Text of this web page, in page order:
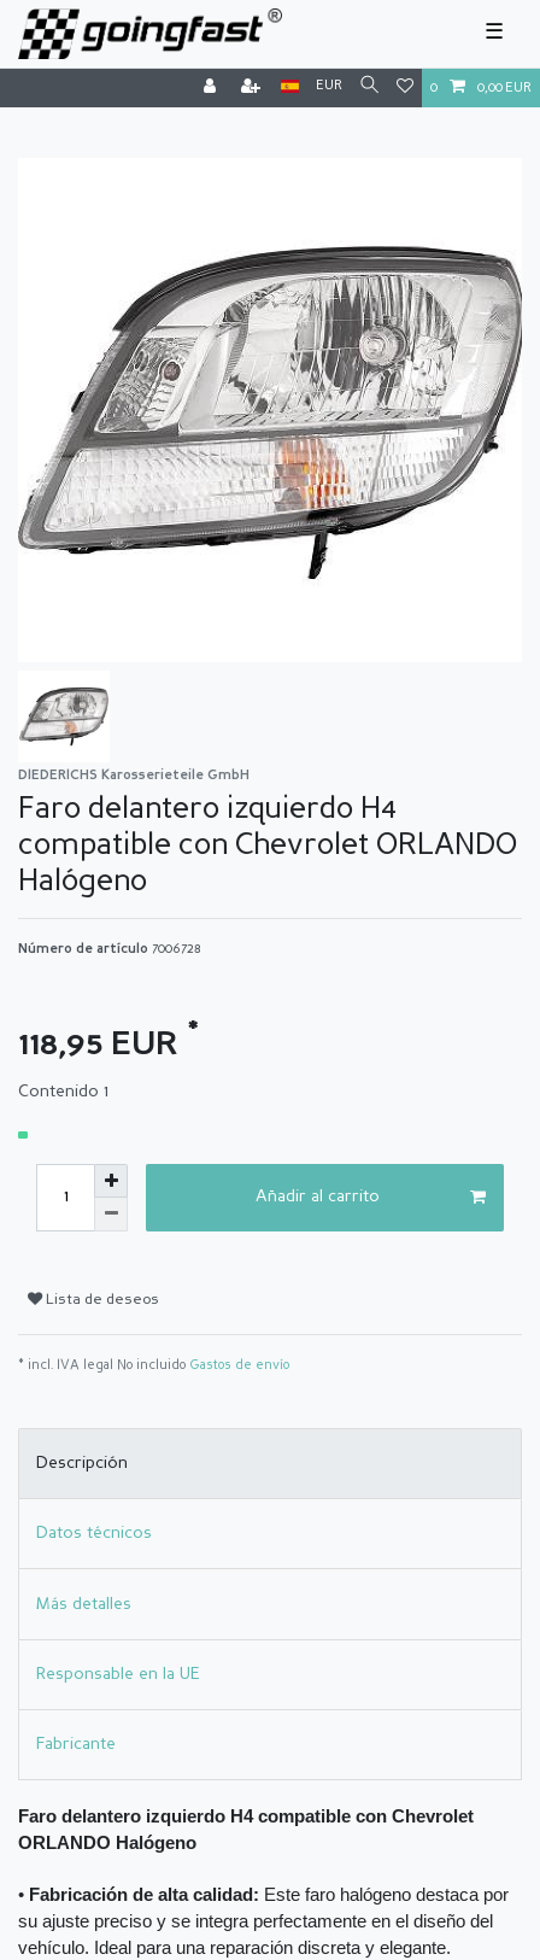
☰
EUR 0 0,00 EUR
DIEDERICHS Karosserieteile GmbH
Faro delantero izquierdo H4
compatible con Chevrolet ORLANDO
Halógeno
Número de artículo 7006728
118,95 EUR *
Contenido 1
Añadir al carrito
Lista de deseos
* incl. IVA legal No incluido Gastos de envío
Descripción
Datos técnicos
Más detalles
Responsable en la UE
Fabricante
Faro delantero izquierdo H4 compatible con Chevrolet
ORLANDO Halógeno
• Fabricación de alta calidad: Este faro halógeno destaca por
su ajuste preciso y se integra perfectamente en el diseño del
vehículo. Ideal para una reparación discreta y elegante.